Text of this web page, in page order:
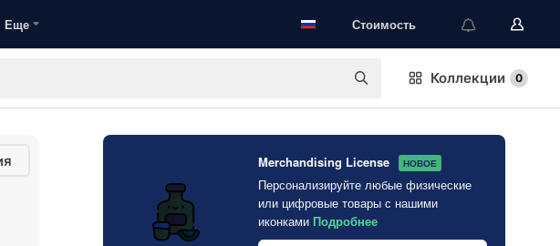
Еще Стоимость
Коллекции 0
Merchandising License НОВОЕ
Персонализируйте любые физические
или цифровые товары с нашими
иконками Подробнее